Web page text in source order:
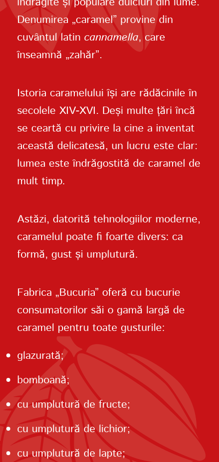
Denumirea „caramel” provine din
cuvântul latin cannamella, care
înseamnă „zahăr”.
Istoria caramelului își are rădăcinile în
secolele XIV-XVI. Deși multe țări încă
se ceartă cu privire la cine a inventat
această delicatesă, un lucru este clar:
lumea este îndrăgostită de caramel de
mult timp.
Astăzi, datorită tehnologiilor moderne,
caramelul poate fi foarte divers: ca
formă, gust și umplutură.
Fabrica „Bucuria” oferă cu bucurie
consumatorilor săi o gamă largă de
caramel pentru toate gusturile:
glazurată;
bomboană;
cu umplutură de fructe;
cu umplutură de lichior;
cu umplutură de lapte;